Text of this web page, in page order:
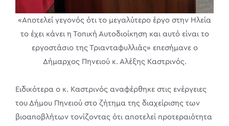
«Αποτελεί γεγονός ότι το μεγαλύτερο έργο στην Ηλεία
το έχει κάνει η Τοπική Αυτοδιοίκηση και αυτό είναι το
εργοστάσιο της Τριανταφυλλιάς» επεσήμανε ο
Δήμαρχος Πηνειού κ. Αλέξης Καστρινός.
Ειδικότερα ο κ. Καστρινός αναφέρθηκε στις ενέργειες
του Δήμου Πηνειού στο ζήτημα της διαχείρισης των
βιοαποβλήτων τονίζοντας ότι αποτελεί προτεραιότητα